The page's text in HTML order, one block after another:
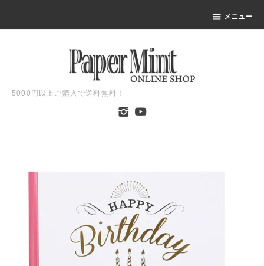
メニュー
5000円以上ご購入で送料無料！